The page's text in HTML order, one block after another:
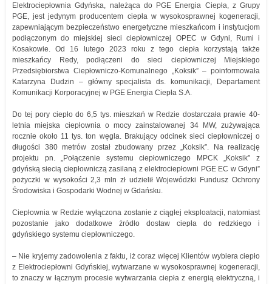
Elektrociepłownia Gdyńska, należąca do PGE Energia Ciepła, z Grupy
PGE, jest jedynym producentem ciepła w wysokosprawnej kogeneracji,
zapewniającym bezpieczeństwo energetyczne mieszkańcom i instytucjom
podłączonym do miejskiej sieci ciepłowniczej OPEC w Gdyni, Rumi i
Kosakowie. Od 16 lutego 2023 roku z tego ciepła korzystają także
mieszkańcy Redy, podłączeni do sieci ciepłowniczej Miejskiego
Przedsiębiorstwa Ciepłowniczo-Komunalnego „Koksik” – poinformowała
Katarzyna Dudzin – główny specjalista ds. komunikacji, Departament
Komunikacji Korporacyjnej w PGE Energia Ciepła S.A.
Do tej pory ciepło do 6,5 tys. mieszkań w Redzie dostarczała prawie 40-
letnia miejska ciepłownia o mocy zainstalowanej 34 MW, zużywająca
rocznie około 11 tys. ton węgla. Brakujący odcinek sieci ciepłowniczej o
długości 380 metrów został zbudowany przez „Koksik”. Na realizację
projektu pn. „Połączenie systemu ciepłowniczego MPCK „Koksik” z
gdyńską siecią ciepłowniczą zasilaną z elektrociepłowni PGE EC w Gdyni”
pożyczki w wysokości 2,3 mln zł udzielił Wojewódzki Fundusz Ochrony
Środowiska i Gospodarki Wodnej w Gdańsku.
Ciepłownia w Redzie wyłączona zostanie z ciągłej eksploatacji, natomiast
pozostanie jako dodatkowe źródło dostaw ciepła do redzkiego i
gdyńskiego systemu ciepłowniczego.
– Nie kryjemy zadowolenia z faktu, iż coraz więcej Klientów wybiera ciepło
z Elektrociepłowni Gdyńskiej, wytwarzane w wysokosprawnej kogeneracji,
to znaczy w łącznym procesie wytwarzania ciepła z energią elektryczną, i